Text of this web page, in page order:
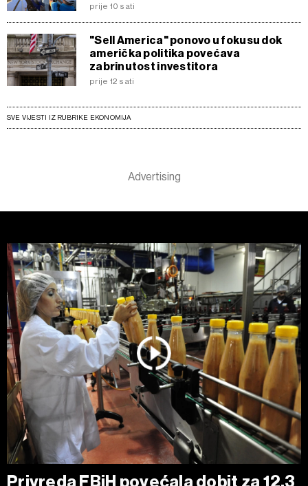
prije 10 sati
"Sell America" ponovo u fokusu dok
američka politika povećava
zabrinutost investitora
prije 12 sati
SVE VIJESTI IZ RUBRIKE EKONOMIJA
Privreda FBiH povećala dobit za 12,3